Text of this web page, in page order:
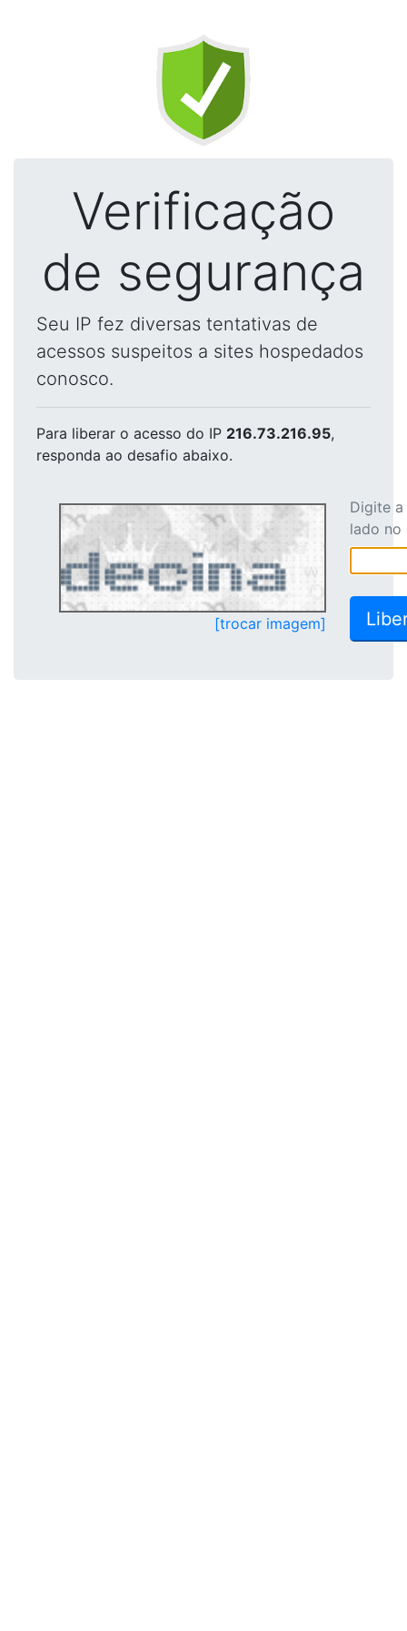
Verificação
de segurança
Seu IP fez diversas tentativas de
acessos suspeitos a sites hospedados
conosco.
Para liberar o acesso do IP 216.73.216.95,
responda ao desafio abaixo.
[trocar imagem]
Digite
lado no